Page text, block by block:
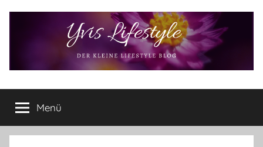
Yvis
Lifestyle
Lifestyle
Blog
–
Menü